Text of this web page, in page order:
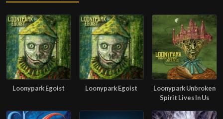
Loonypark Egoist Loonypark Egoist
Loonypark Unbroken
Spirit Lives In Us